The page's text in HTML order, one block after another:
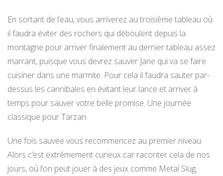
En sortant de l’eau, vous arriverez au troisième tableau où
il faudra éviter des rochers qui déboulent depuis la
montagne pour arriver finalement au dernier tableau assez
marrant, puisque vous devrez sauver Jane qui va se faire
cuisiner dans une marmite. Pour cela il faudra sauter par-
dessus les cannibales en évitant leur lance et arriver à
temps pour sauver votre belle promise. Une journée
classique pour Tarzan.
Une fois sauvée vous recommencez au premier niveau.
Alors c’est extrêmement curieux car raconter cela de nos
jours, où l’on peut jouer à des jeux comme Metal Slug,